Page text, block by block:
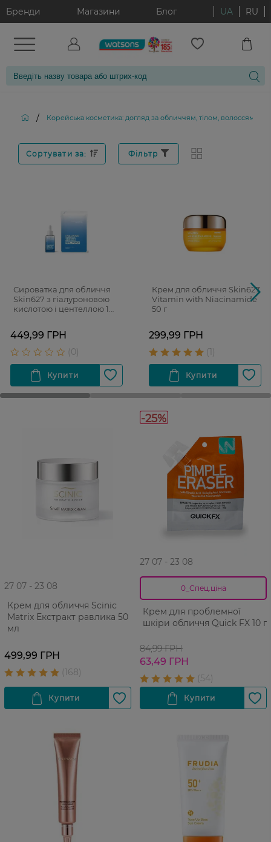
Бренди Магазини Блог UA RU
/ Корейська косметика: догляд за обличчям, тілом, волоссям і
Сортувати за: Фільтр
Сироватка для обличчя
Skin627 з гіалуроновою
кислотою і центеллою 1
449,99 ГРН
Крем для обличчя Skin627
Vitamin with Niacinamide
50 г
299,99 ГРН
27 07 - 23 08
Крем для обличчя Scinic
Matrix Екстракт равлика 50
мл
499,99 ГРН
-25%
27 07 - 23 08
0_Спец.ціна
Крем для проблемної
шкіри обличчя Quick FX 10 г
84,99 ГРН
63,49 ГРН